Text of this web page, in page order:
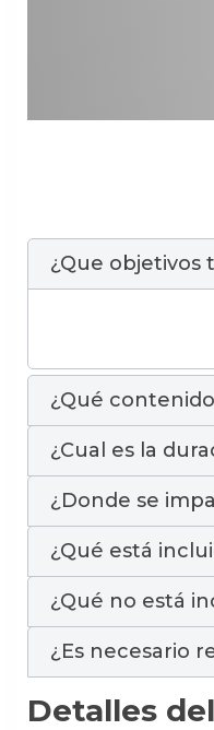
¿Que objetivos
¿Qué
¿Cual es la
¿Donde se
¿Qué está
¿Qué no está
¿Es necesario
Detalles